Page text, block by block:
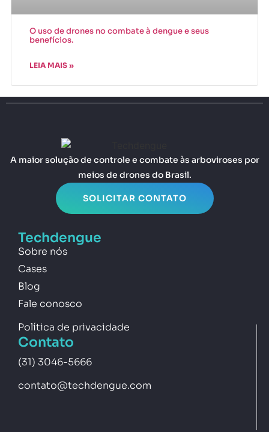
O uso de drones no combate à dengue e seus
benefícios.
LEIA MAIS »
A maior solução de controle e combate às arboviroses por
meios de drones do Brasil.
SOLICITAR CONTATO
Techdengue
Sobre nós
Cases
Blog
Fale conosco
Política de privacidade
Contato
(31) 3046-5666
contato@techdengue.com